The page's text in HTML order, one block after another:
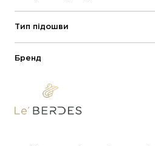
Тип підошви
Бренд